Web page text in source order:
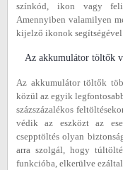
színkód, ikon vagy
Amennyiben valamilyen
kijelző ikonok
Az akkumulátor töltők
Az akkumulátor töltők
közül az egyik
százszázalékos
védik az eszközt az
csepptöltés olyan
arra szolgál, hogy
funkcióba, elkerülve